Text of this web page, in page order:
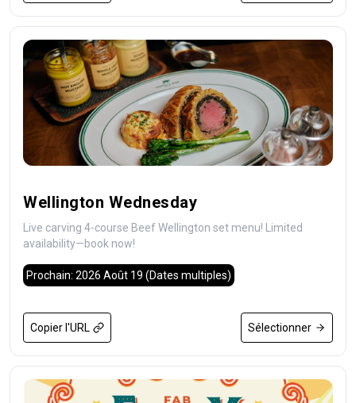
Wellington Wednesday
Live carving 4-course Beef Wellington set menu! Limited
availability—book now!
Prochain: 2026 Août 19 (Dates multiples)
Copier l'URL Sélectionner